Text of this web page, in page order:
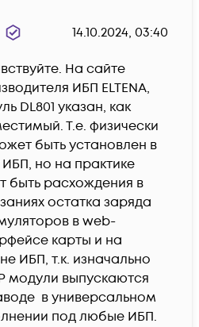
14.10.2024, 03:40
На сайте
ИБП ELTENA,
DL801 указан, как
Т.е. физически
быть установлен в
но на практике
быть расхождения в
остатка заряда
в web-
карты и на
ИБП, т.к. изначально
модули выпускаются
в универсальном
под любые ИБП.